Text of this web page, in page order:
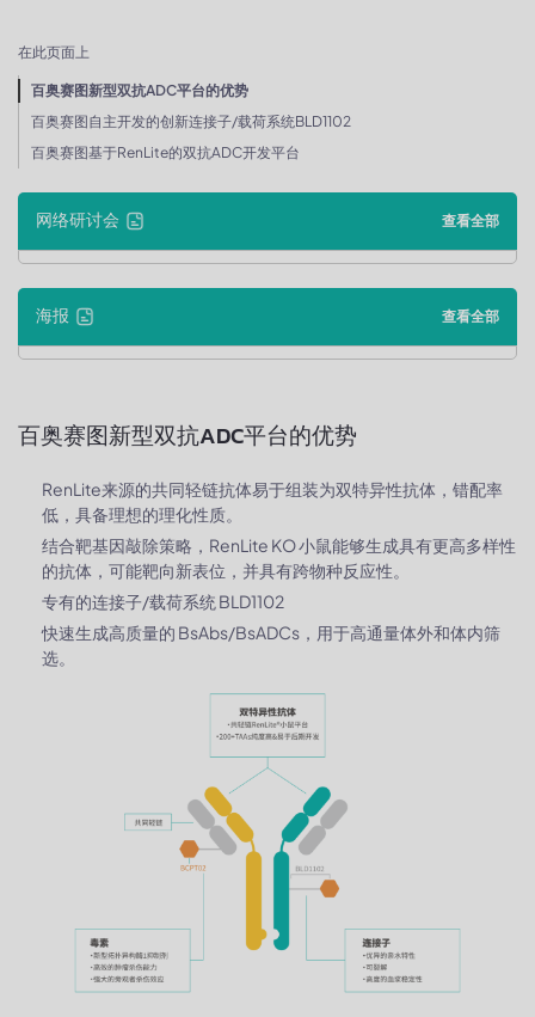
在此页面上
百奥赛图新型双抗ADC平台的优势
百奥赛图自主开发的创新连接子/载荷系统BLD1102
百奥赛图基于RenLite的双抗ADC开发平台
网络研讨会 查看全部
海报 查看全部
百奥赛图新型双抗ADC平台的优势
RenLite来源的共同轻链抗体易于组装为双特异性抗体，错配率
低，具备理想的理化性质。
结合靶基因敲除策略，RenLite KO 小鼠能够生成具有更高多样性
的抗体，可能靶向新表位，并具有跨物种反应性。
专有的连接子/载荷系统 BLD1102
快速生成高质量的 BsAbs/BsADCs，用于高通量体外和体内筛
选。